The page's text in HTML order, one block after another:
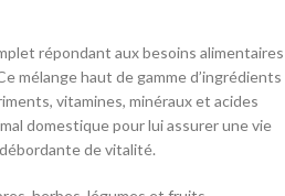
répondant aux besoins alimentaires
mélange haut de gamme d’ingrédients
vitamines, minéraux et acides
domestique pour lui assurer une vie
de vitalité.